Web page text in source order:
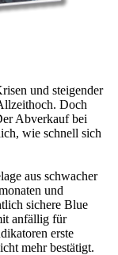
und steigender
Doch
Abverkauf bei
wie schnell sich
aus schwacher
und
sichere Blue
anfällig für
erste
mehr bestätigt.